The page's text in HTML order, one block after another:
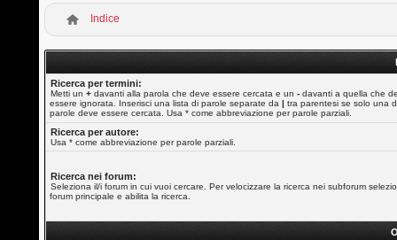
Indice
Ricerca per termini:
Metti un+ davanti alla parola che deve essere cercata e un- davanti a quella che
essere ignorata. Inserisci una lista di parole separate da| tra parentesi se solo una
parole deve essere cercata. Usa * come abbreviazione per parole parziali.
Ricerca per autore:
Usa * come abbreviazione per parole parziali.
Ricerca nei forum:
Seleziona il/i forum in cui vuoi cercare. Per velocizzare la ricerca nei subforum
forum principale e abilita la ricerca.